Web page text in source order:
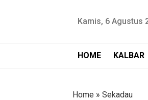
Kamis, 6 Agustus
HOME KALBAR
Home » Sekadau